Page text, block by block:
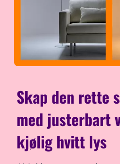
Skap den rette
med justerbart
kjølig hvitt lys